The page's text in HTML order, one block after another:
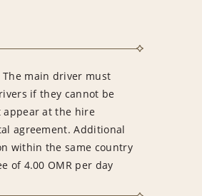
main driver must
if they cannot be
at the hire
agreement. Additional
within the same country
of 4.00 OMR per day